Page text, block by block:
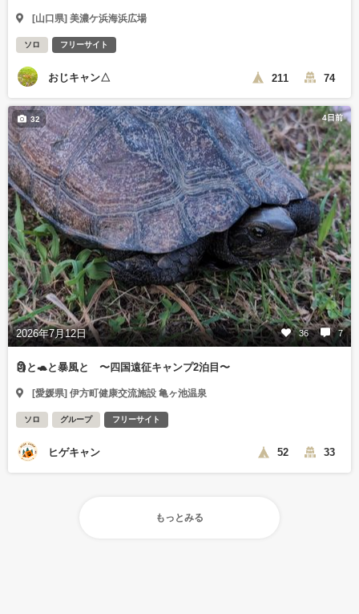
[山口県] 美濃ケ浜海浜広場
ソロ フリーサイト
おじキャン△ 211 74
4日前
2026年7月12日 36 7
32
🗿と🐢と暴風と 〜四国遠征キャンプ2泊目〜
[愛媛県] 伊方町健康交流施設 亀ヶ池温泉
ソロ グループ フリーサイト
ヒゲキャン 52 33
もっとみる